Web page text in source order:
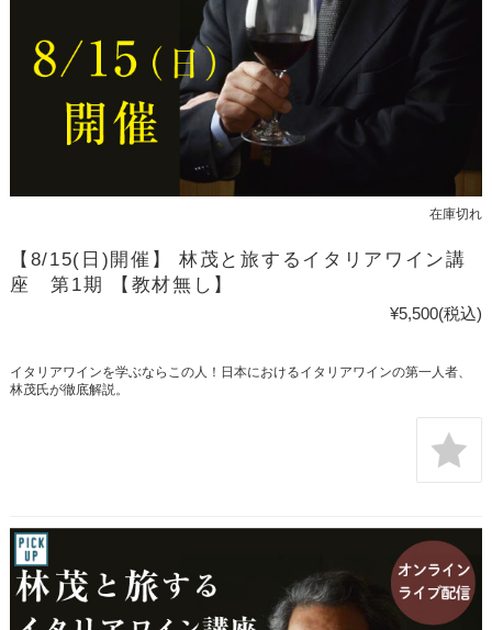
在庫切れ
【8/15(日)開催】 林茂と旅するイタリアワイン講
座 第1期 【教材無し】
¥5,500(税込)
イタリアワインを学ぶならこの人！日本におけるイタリアワインの第一人者、
林茂氏が徹底解説。